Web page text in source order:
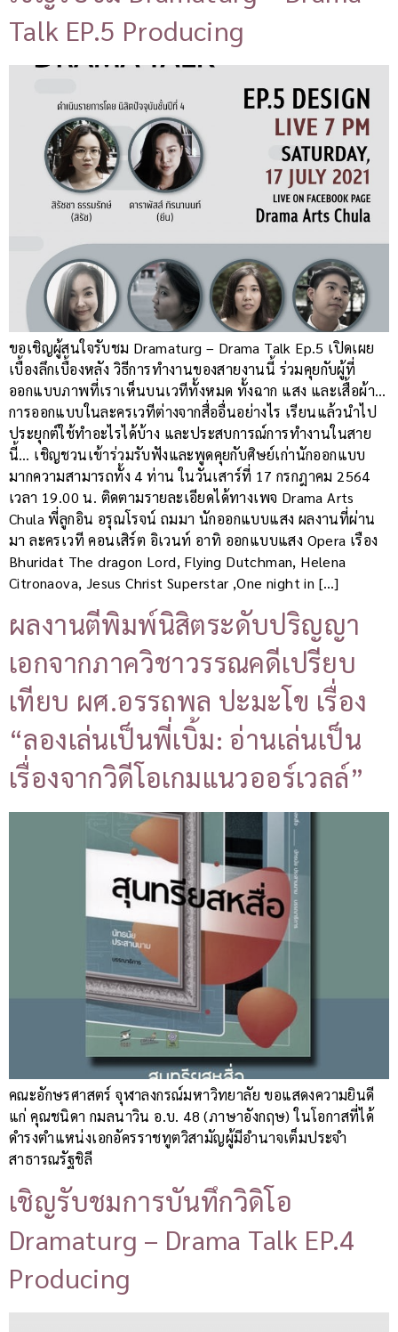
Talk EP.5 Producing
ขอเชิญผู้สนใจรับชม Dramaturg – Drama Talk Ep.5 เปิดเผย
เบื้องลึกเบื้องหลัง วิธีการทำงานของสายงานนี้ ร่วมคุยกับผู้ที่
ออกแบบภาพที่เราเห็นบนเวทีทั้งหมด ทั้งฉาก แสง และเสื้อผ้า…
การออกแบบในละครเวทีต่างจากสื่ออื่นอย่างไร เรียนแล้วนำไป
ประยุกต์ใช้ทำอะไรได้บ้าง และประสบการณ์การทำงานในสาย
นี้… เชิญชวนเข้าร่วมรับฟังและพูดคุยกับศิษย์เก่านักออกแบบ
มากความสามารถทั้ง 4 ท่าน ในวันเสาร์ที่ 17 กรกฎาคม 2564
เวลา 19.00 น. ติดตามรายละเอียดได้ทางเพจ Drama Arts
Chula พี่ลูกอิน อรุณโรจน์ ถมมา นักออกแบบแสง ผลงานที่ผ่าน
มา ละครเวที คอนเสิร์ต อิเวนท์ อาทิ ออกแบบแสง Opera เรือง
Bhuridat The dragon Lord, Flying Dutchman, Helena
Citronaova, Jesus Christ Superstar ,One night in […]
ผลงานตีพิมพ์นิสิตระดับปริญญา
เอกจากภาควิชาวรรณคดีเปรียบ
เทียบ ผศ.อรรถพล ปะมะโข เรื่อง
“ลองเล่นเป็นพี่เบิ้ม: อ่านเล่นเป็น
เรื่องจากวิดีโอเกมแนวออร์เวลล์”
คณะอักษรศาสตร์ จุฬาลงกรณ์มหาวิทยาลัย ขอแสดงความยินดี
แก่ คุณชนิดา กมลนาวิน อ.บ. 48 (ภาษาอังกฤษ) ในโอกาสที่ได้
ดำรงตำแหน่งเอกอัครราชทูตวิสามัญผู้มีอำนาจเต็มประจำ
สาธารณรัฐชิลี
เชิญรับชมการบันทึกวิดิโอ
Dramaturg – Drama Talk EP.4
Producing